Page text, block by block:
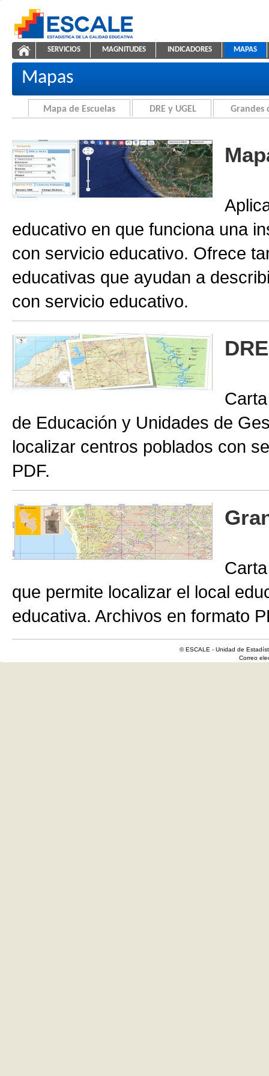
ESCALE - Unidad de Estadística Educativa
Cartografía de la Educación
NAVEGACIÓN
SERVICIOS MAGNITUDES INDICADORES MAPAS
Mapas
Mapa de Escuelas DRE y UGEL Grandes
educativo en que funciona una
con servicio educativo. Ofrece
educativas que ayudan a
con servicio educativo.
de Educación y Unidades de
localizar centros poblados con
PDF.
que permite localizar el local
educativa. Archivos en formato
© ESCALE - Unidad de
Correo